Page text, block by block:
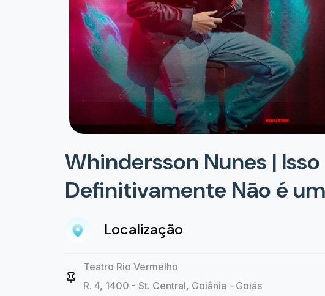
Whindersson Nunes | Isso
Definitivamente Não é
Localização
Teatro Rio Vermelho
R. 4, 1400 - St. Central, Goiânia - Goiás